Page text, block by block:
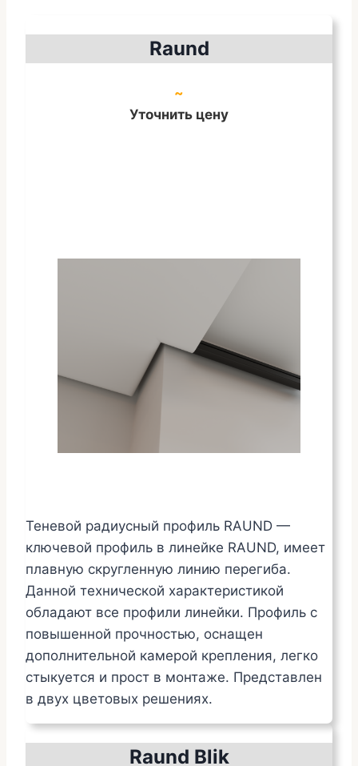
Raund
~
Уточнить цену
Теневой радиусный профиль RAUND —
ключевой профиль в линейке RAUND, имеет
плавную скругленную линию перегиба.
Данной технической характеристикой
обладают все профили линейки. Профиль с
повышенной прочностью, оснащен
дополнительной камерой крепления, легко
стыкуется и прост в монтаже. Представлен
в двух цветовых решениях.
Raund Blik